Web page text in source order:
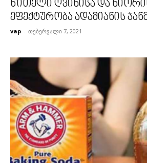
წითელი ღვინისა და
ეფექტურობა ადამიანის
vap - თებერვალი 7, 2021